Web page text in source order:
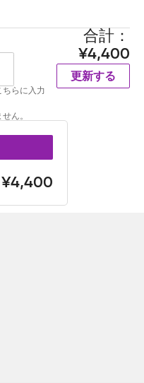
らに入力
ん。
合計
4,400
更新する
4,400